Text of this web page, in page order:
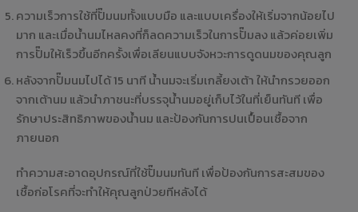
ความเร็วการใช้ที่ปั๊มนมทั้งแบบมือ และแบบเครื่องให้เริ่มจากน้อยไป
มาก และเมื่อน้ำนมไหลคงที่ก็ลดความเร็วในการปั๊มลง แล้วค่อยเพิ่ม
การปั๊มให้เร็วขึ้นอีกครั้งเพื่อเลียนแบบจังหวะการดูดนมของคุณลูก
หลังจากปั๊มนมไปได้ 15 นาที น้ำนมจะเริ่มเกลี้ยงเต้า ให้นำกรวยออก
จากเต้านม แล้วนำภาชนะที่บรรจุน้ำนมอยู่เก็บไว้ในที่เย็นทันที เพื่อ
รักษาประสิทธิภาพของน้ำนม และป้องกันการปนเปื้อนเชื้อจาก
ภายนอก
ทำความสะอาดอุปกรณ์ที่ใช้ปั๊มนมทันที เพื่อป้องกันการสะสมของ
เชื้อก่อโรคที่จะทำให้คุณลูกป่วยทีหลังได้